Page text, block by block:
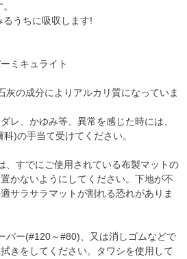
うちに吸収します!
ミキュライト
灰の成分によりアルカリ質になっていま
レ、かゆみ等、異常を感じた時には、
)の手当て受けてください。
、すでにご使用されている布製マットの
かないようにしてください。下地が不
サラサラマットが割れる恐れがありま
パー(#120～#80)、又は消しゴムなどで
きをしてください。タワシを使用して